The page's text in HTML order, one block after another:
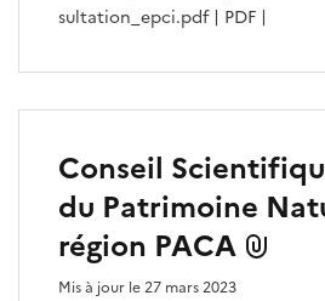
sultation_epci.pdf | PDF |
Conseil
du Patrimoine
région PACA
Mis à jour le 27 mars 2023